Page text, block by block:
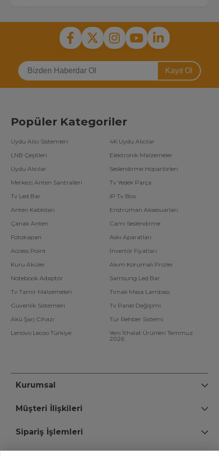
Kayıt Ol
Popüler Kategoriler
Uydu Alıcı Sistemleri
4K Uydu Alıcılar
LNB Çeşitleri
Elektronik Malzemeler
Uydu Alıcılar
Seslendirme Hoparlörleri
Merkezi Anten Santralleri
Tv Yedek Parça
Tv Led Bar
IP Tv Box
Anten Kabloları
Enstrüman Aksesuarları
Çanak Anten
Cami Seslendirme
Fotokapan
Askı Aparatları
Access Point
İnvertör Fiyatları
Kuru Aküler
Akım Korumalı Prizler
Notebook Adaptör
Samsung Led Bar
Tv Tamir Malzemeleri
Tırnak Masa Lambası
Güvenlik Sistemleri
Tv Panel Değişimi
Akü Şarj Cihazı
Tur Rehber Sistemi
Lenovo Lecoo Türkiye
Yeni İthalat Ürünleri Temmuz
2026
Kurumsal
Müşteri İlişkileri
Sipariş İşlemleri